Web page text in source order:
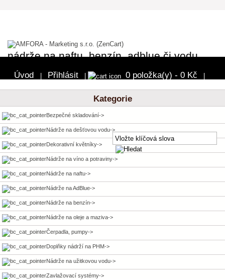
nádrže na naftu, benzín, adblue či vodu
Úvod Přihlásit 0 položka(y) - 0 Kč
Kategorie
Bezpečné skladování->
Nádrže na dešťovou vodu->
Dekorativní květníky->
Nádrže na víno a potraviny->
Nádrže na naftu->
Nádrže na AdBlue->
Nádrže na benzín->
Nádrže na oleje a maziva->
Čerpadla, pumpy->
Doplňky nádrží na PHM->
Nádrže na užitkovou vodu->
Zavlažovací systémy->